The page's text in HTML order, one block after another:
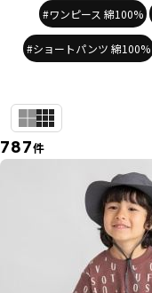
#ワンピース 綿100%
#ショートパンツ 綿100%
787件